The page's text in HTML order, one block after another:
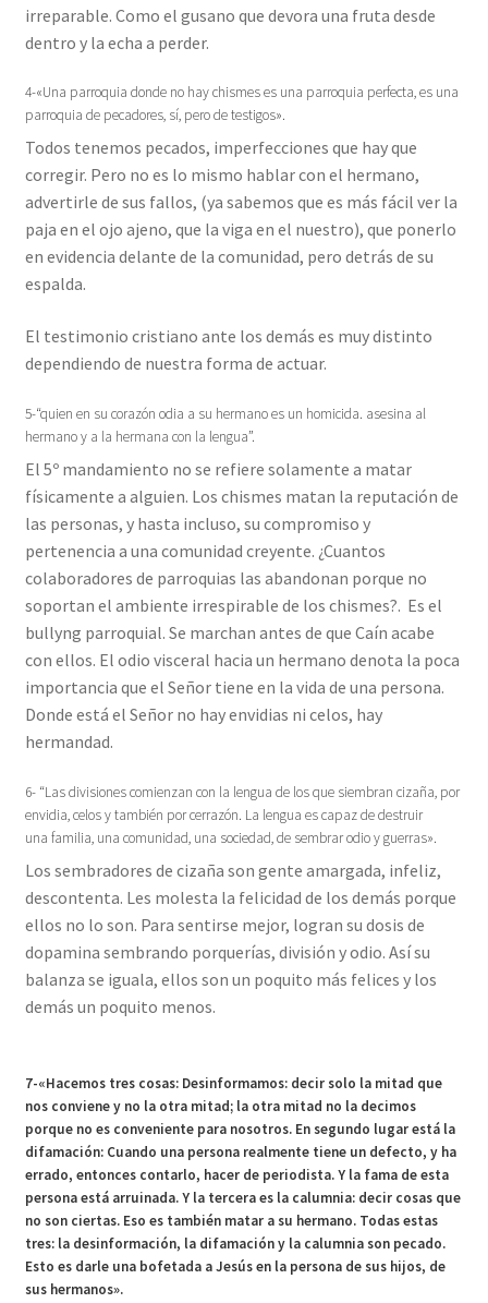
irreparable. Como el gusano que devora una fruta desde
dentro y la echa a perder.
4-«Una parroquia donde no hay chismes es una parroquia perfecta, es una
parroquia de pecadores, sí, pero de testigos».
Todos tenemos pecados, imperfecciones que hay que
corregir. Pero no es lo mismo hablar con el hermano,
advertirle de sus fallos, (ya sabemos que es más fácil ver la
paja en el ojo ajeno, que la viga en el nuestro), que ponerlo
en evidencia delante de la comunidad, pero detrás de su
espalda.
El testimonio cristiano ante los demás es muy distinto
dependiendo de nuestra forma de actuar.
5-“quien en su corazón odia a su hermano es un homicida. asesina al
hermano y a la hermana con la lengua”.
El 5º mandamiento no se refiere solamente a matar
físicamente a alguien. Los chismes matan la reputación de
las personas, y hasta incluso, su compromiso y
pertenencia a una comunidad creyente. ¿Cuantos
colaboradores de parroquias las abandonan porque no
soportan el ambiente irrespirable de los chismes?. Es el
bullyng parroquial. Se marchan antes de que Caín acabe
con ellos. El odio visceral hacia un hermano denota la poca
importancia que el Señor tiene en la vida de una persona.
Donde está el Señor no hay envidias ni celos, hay
hermandad.
6- “Las divisiones comienzan con la lengua de los que siembran cizaña, por
envidia, celos y también por cerrazón. La lengua es capaz de destruir
una familia, una comunidad, una sociedad, de sembrar odio y guerras».
Los sembradores de cizaña son gente amargada, infeliz,
descontenta. Les molesta la felicidad de los demás porque
ellos no lo son. Para sentirse mejor, logran su dosis de
dopamina sembrando porquerías, división y odio. Así su
balanza se iguala, ellos son un poquito más felices y los
demás un poquito menos.
7-«Hacemos tres cosas: Desinformamos: decir solo la mitad que
nos conviene y no la otra mitad; la otra mitad no la decimos
porque no es conveniente para nosotros. En segundo lugar está la
difamación: Cuando una persona realmente tiene un defecto, y ha
errado, entonces contarlo, hacer de periodista. Y la fama de esta
persona está arruinada. Y la tercera es la calumnia: decir cosas que
no son ciertas. Eso es también matar a su hermano. Todas estas
tres: la desinformación, la difamación y la calumnia son pecado.
Esto es darle una bofetada a Jesús en la persona de sus hijos, de
sus hermanos».